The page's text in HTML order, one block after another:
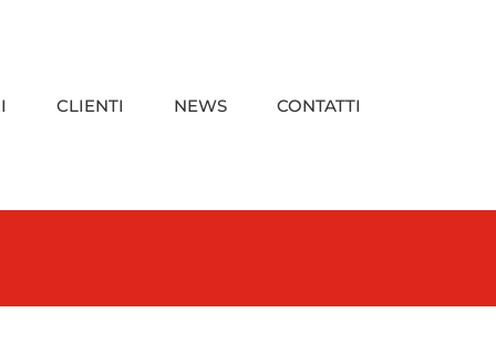
CLIENTI NEWS CONTATTI